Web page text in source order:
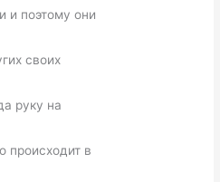
и поэтому они
своих
руку на
происходит в